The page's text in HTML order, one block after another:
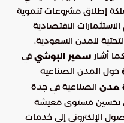
إطلاق مشروعات تنموية
الاقتصادية
للمدن السعودية،
أشار سمير البوشي في
حول المدن الصناعية
مدن الصناعية في جدة
تحسين مستوى معيشة
الإلكتروني إلى خدمات